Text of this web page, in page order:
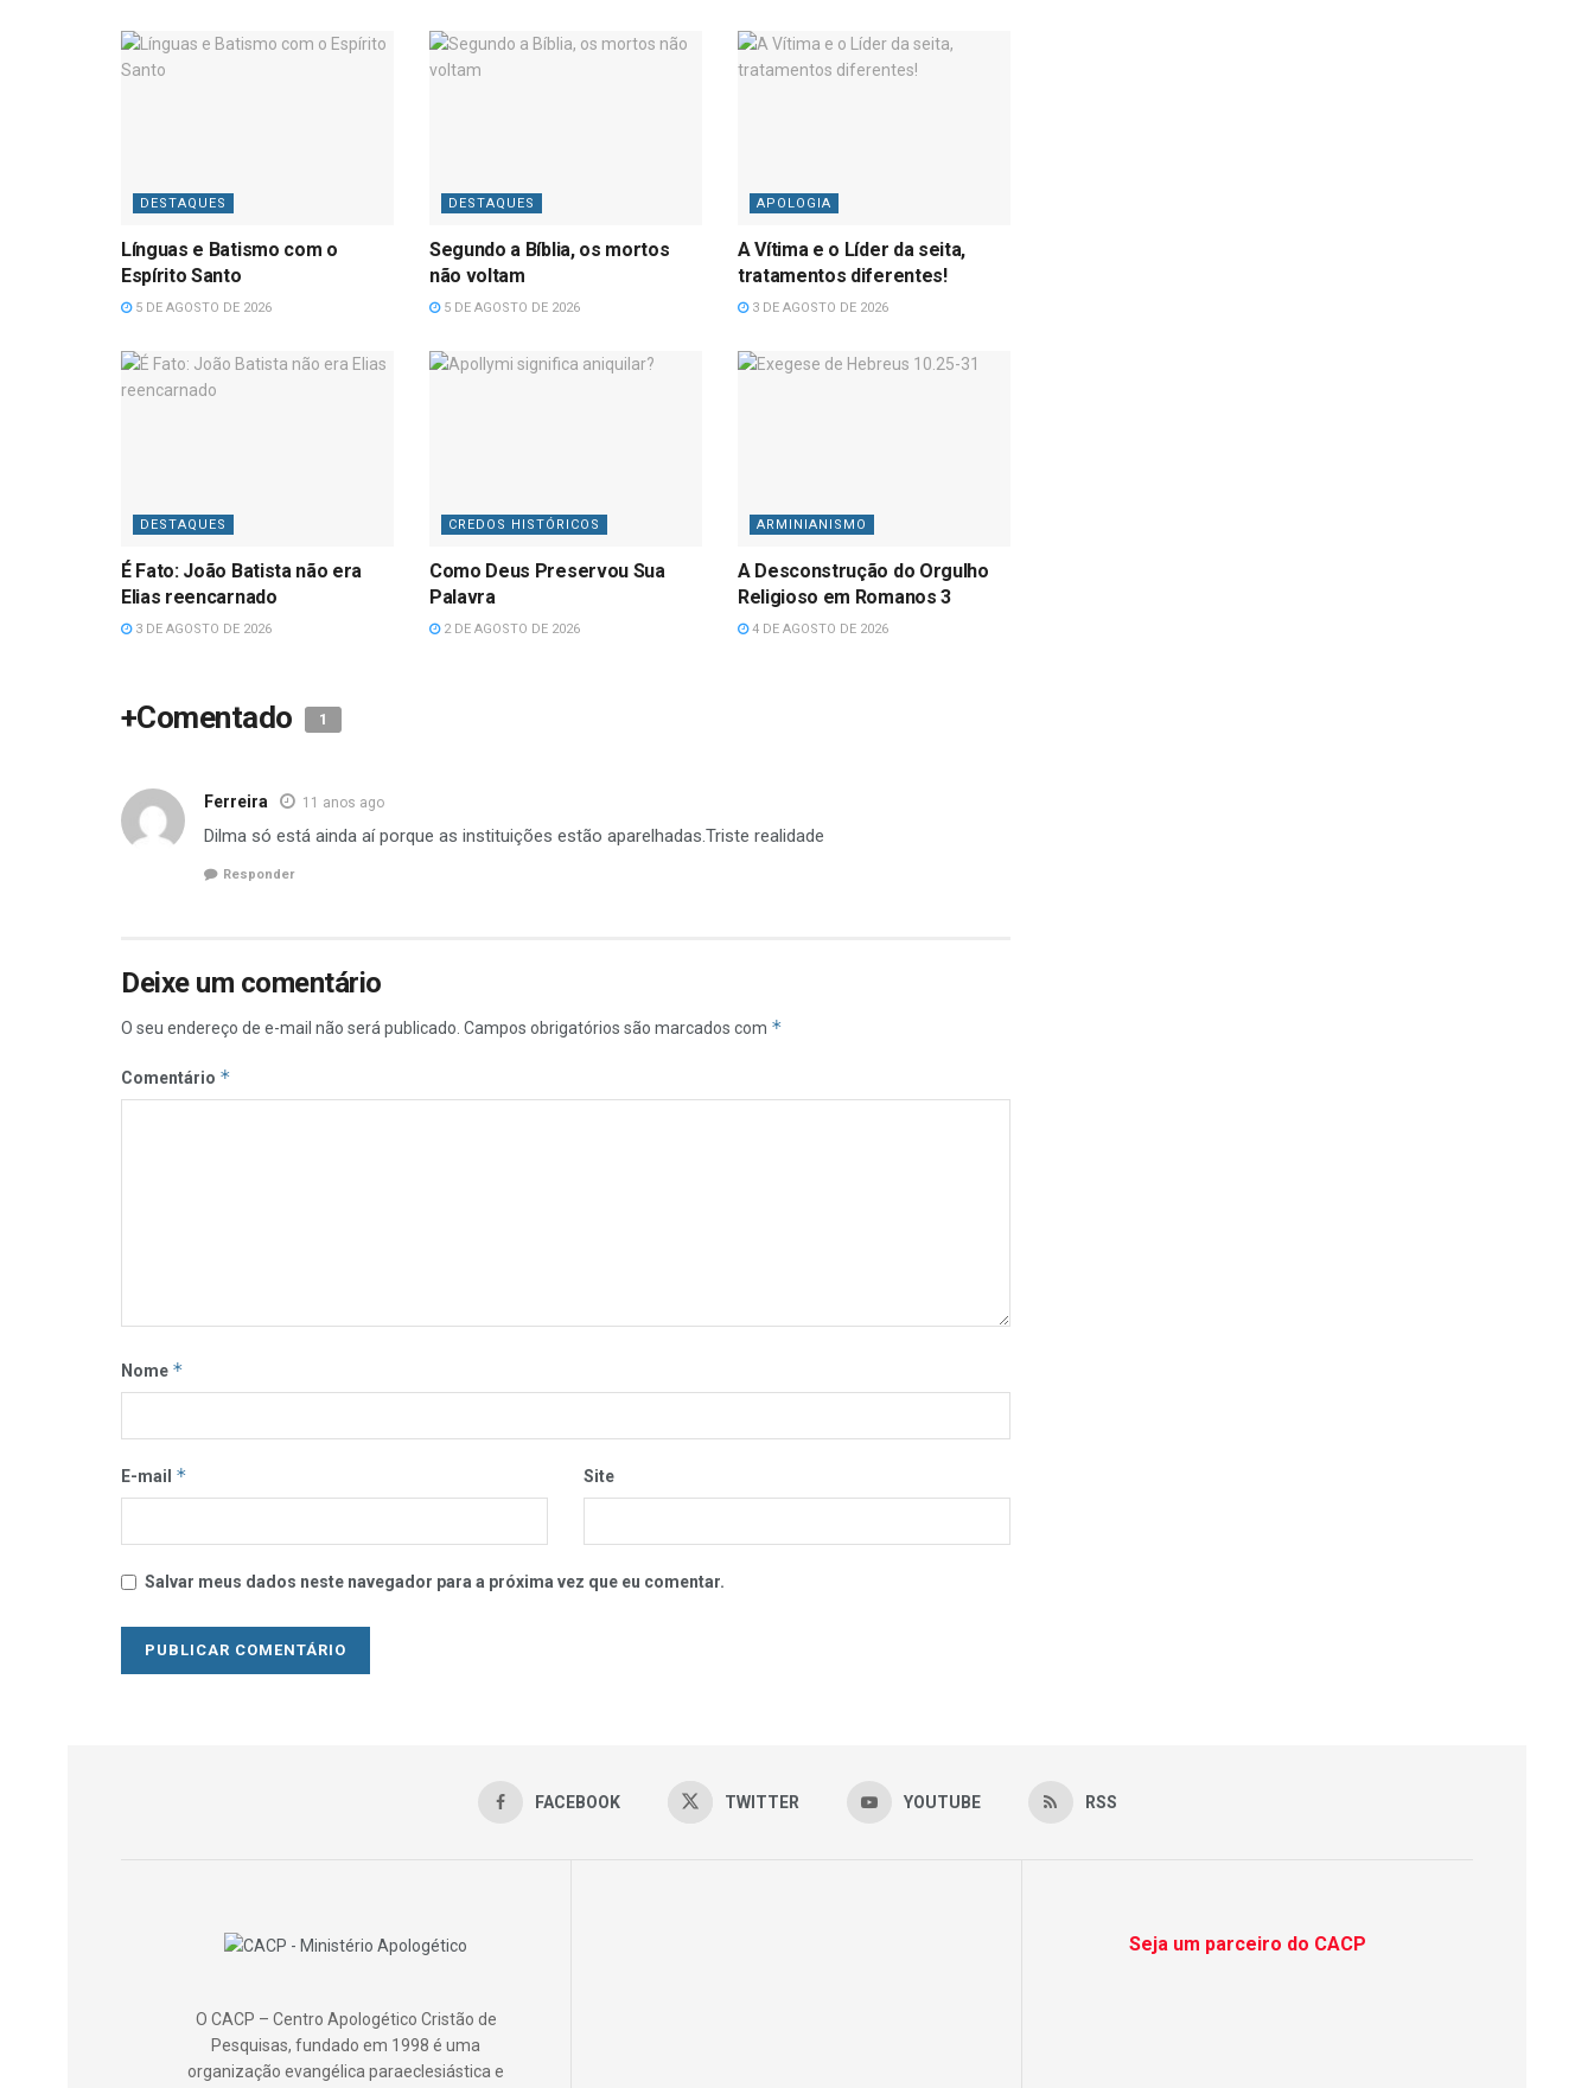
DESTAQUES
Línguas e Batismo com o
Espírito Santo
5 DE AGOSTO DE 2026
DESTAQUES
Segundo a Bíblia, os mortos
não voltam
5 DE AGOSTO DE 2026
APOLOGIA
A Vítima e o Líder da seita,
tratamentos diferentes!
3 DE AGOSTO DE 2026
DESTAQUES
É Fato: João Batista não era
Elias reencarnado
3 DE AGOSTO DE 2026
CREDOS HISTÓRICOS
Como Deus Preservou Sua
Palavra
2 DE AGOSTO DE 2026
ARMINIANISMO
A Desconstrução do Orgulho
Religioso em Romanos 3
4 DE AGOSTO DE 2026
+Comentado 1
Ferreira 11 anos ago
Dilma só está ainda aí porque as instituições estão aparelhadas.Triste realidade
Responder
Deixe um comentário
O seu endereço de e-mail não será publicado. Campos obrigatórios são marcados com *
Comentário *
Nome *
E-mail * Site
Salvar meus dados neste navegador para a próxima vez que eu comentar.
FACEBOOK TWITTER YOUTUBE RSS
O CACP – Centro Apologético Cristão de
Pesquisas, fundado em 1998 é uma
organização evangélica paraeclesiástica e
Seja um parceiro do CACP